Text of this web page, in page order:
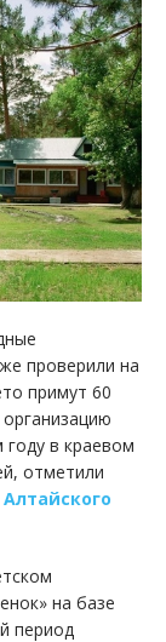
проверили на
примут 60
в краевом
отметили
на базе
период